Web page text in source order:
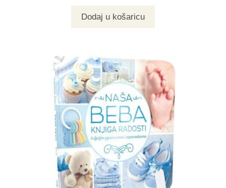
Dodaj u košaricu